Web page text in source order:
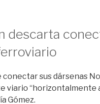
descarta
sus dársenas
viario “horizontalmente
Gómez.